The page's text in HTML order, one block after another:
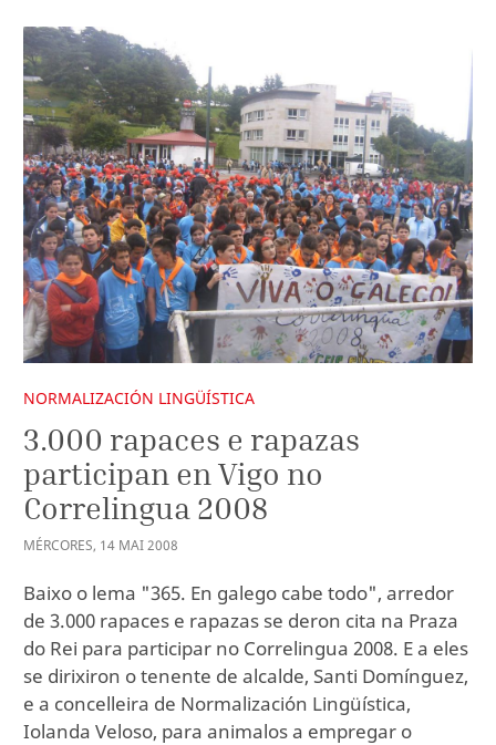
NORMALIZACIÓN LINGÜÍSTICA
3.000 rapaces e rapazas
participan en Vigo no
Correlingua 2008
MÉRCORES, 14 MAI2008
Baixo o lema "365. En galego cabe todo", arredor
de 3.000 rapaces e rapazas se deron cita na Praza
do Rei para participar no Correlingua 2008. E a eles
se dirixiron o tenente de alcalde, Santi Domínguez,
e a concelleira de Normalización Lingüística,
Iolanda Veloso, para animalos a empregar o